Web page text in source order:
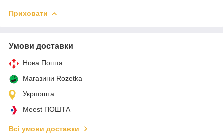
Приховати
Умови доставки
Нова Пошта
Магазини Rozetka
Укрпошта
Meest ПОШТА
Всі умови доставки